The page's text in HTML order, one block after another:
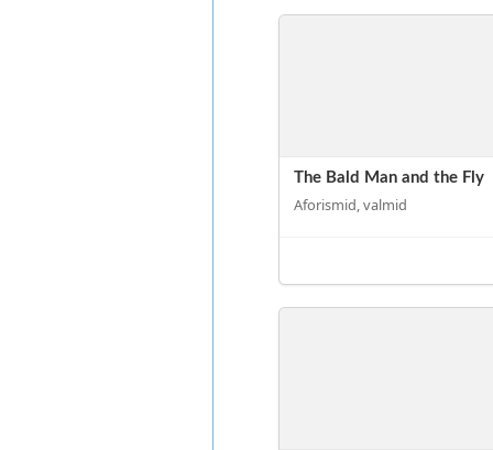
The Bald Man and the Fly
Aforismid, valmid